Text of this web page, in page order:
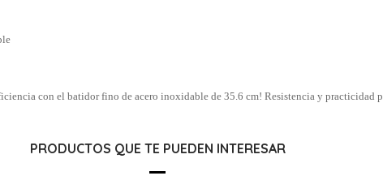
con el batidor fino de acero inoxidable de 35.6 cm! Resistencia y practicidad
PRODUCTOS QUE TE PUEDEN INTERESAR